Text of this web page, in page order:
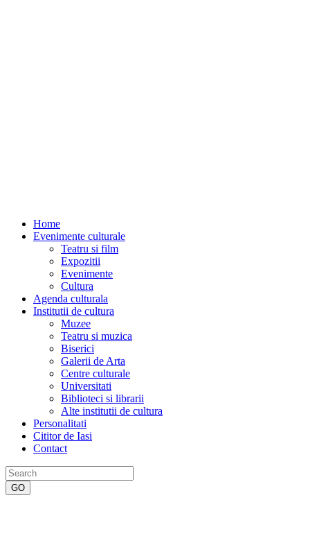
Home
Evenimente culturale
Teatru si film
Expozitii
Evenimente
Cultura
Agenda culturala
Institutii de cultura
Muzee
Teatru si muzica
Biserici
Galerii de Arta
Centre culturale
Universitati
Biblioteci si librarii
Alte institutii de cultura
Personalitati
Cititor de Iasi
Contact